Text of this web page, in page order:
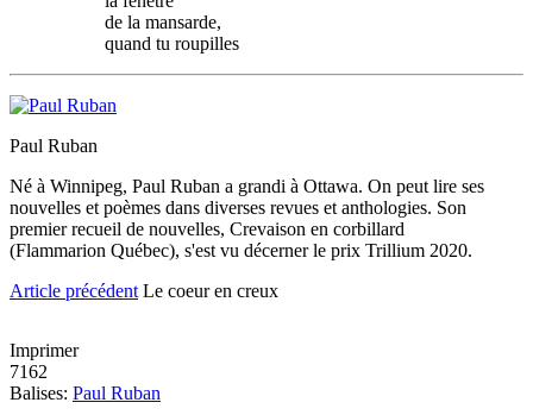
de la mansarde,
quand tu roupilles
Paul Ruban
Né à Winnipeg, Paul Ruban a grandi à Ottawa. On peut lire ses
nouvelles et poèmes dans diverses revues et anthologies. Son
premier recueil de nouvelles, Crevaison en corbillard
(Flammarion Québec), s'est vu décerner le prix Trillium 2020.
Article précédent Le coeur en creux
Imprimer
7162
Balises: Paul Ruban